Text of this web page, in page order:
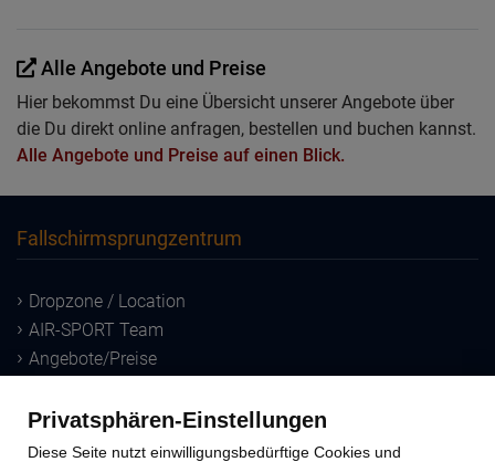
Alle Angebote und Preise
Hier bekommst Du eine Übersicht unserer Angebote über
die Du direkt online anfragen, bestellen und buchen kannst.
Alle Angebote und Preise auf einen Blick.
Fallschirmsprungzentrum
Dropzone / Location
AIR-SPORT Team
Angebote/Preise
Sprungausbildung
Privatsphären-Einstellungen
Diese Seite nutzt einwilligungsbedürftige Cookies und